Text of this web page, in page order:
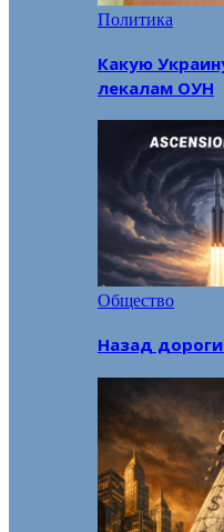
Политика
Какую
лекалам ОУН
Общество
Назад